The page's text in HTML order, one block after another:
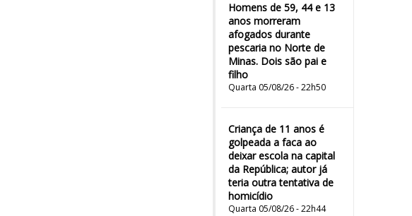
Homens de 59, 44 e 13
anos morreram
afogados durante
pescaria no Norte de
Minas. Dois são pai e
filho
Quarta 05/08/26 - 22h50
Criança de 11 anos é
golpeada a faca ao
deixar escola na capital
da República; autor já
teria outra tentativa de
homicídio
Quarta 05/08/26 - 22h44